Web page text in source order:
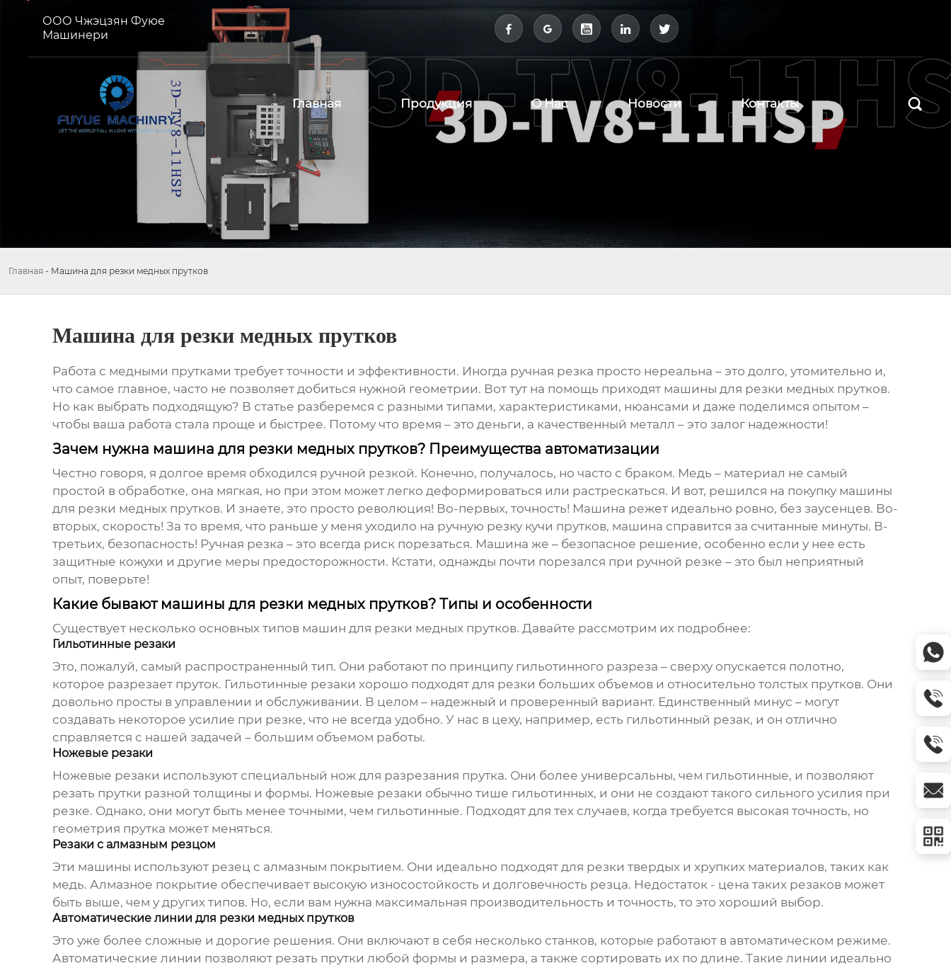
ООО Чжэцзян Фуюе
Машинери
    
Главная Продукция О Нас Новости Контакты 
Главная - Машина для резки медных прутков
Машина для резки медных прутков
Работа с медными прутками требует точности и эффективности. Иногда ручная резка просто нереальна – это долго, утомительно и,
что самое главное, часто не позволяет добиться нужной геометрии. Вот тут на помощь приходят машины для резки медных прутков.
Но как выбрать подходящую? В статье разберемся с разными типами, характеристиками, нюансами и даже поделимся опытом –
чтобы ваша работа стала проще и быстрее. Потому что время – это деньги, а качественный металл – это залог надежности!
Зачем нужна машина для резки медных прутков? Преимущества автоматизации
Честно говоря, я долгое время обходился ручной резкой. Конечно, получалось, но часто с браком. Медь – материал не самый
простой в обработке, она мягкая, но при этом может легко деформироваться или растрескаться. И вот, решился на покупку машины
для резки медных прутков. И знаете, это просто революция! Во-первых, точность! Машина режет идеально ровно, без заусенцев. Во-
вторых, скорость! За то время, что раньше у меня уходило на ручную резку кучи прутков, машина справится за считанные минуты. В-
третьих, безопасность! Ручная резка – это всегда риск порезаться. Машина же – безопасное решение, особенно если у нее есть
защитные кожухи и другие меры предосторожности. Кстати, однажды почти порезался при ручной резке – это был неприятный
опыт, поверьте!
Какие бывают машины для резки медных прутков? Типы и особенности
Существует несколько основных типов машин для резки медных прутков. Давайте рассмотрим их подробнее:
Гильотинные резаки
Это, пожалуй, самый распространенный тип. Они работают по принципу гильотинного разреза – сверху опускается полотно,
которое разрезает пруток. Гильотинные резаки хорошо подходят для резки больших объемов и относительно толстых прутков. Они
довольно просты в управлении и обслуживании. В целом – надежный и проверенный вариант. Единственный минус – могут
создавать некоторое усилие при резке, что не всегда удобно. У нас в цеху, например, есть гильотинный резак, и он отлично
справляется с нашей задачей – большим объемом работы.
Ножевые резаки
Ножевые резаки используют специальный нож для разрезания прутка. Они более универсальны, чем гильотинные, и позволяют
резать прутки разной толщины и формы. Ножевые резаки обычно тише гильотинных, и они не создают такого сильного усилия при
резке. Однако, они могут быть менее точными, чем гильотинные. Подходят для тех случаев, когда требуется высокая точность, но
геометрия прутка может меняться.
Резаки с алмазным резцом
Эти машины используют резец с алмазным покрытием. Они идеально подходят для резки твердых и хрупких материалов, таких как
медь. Алмазное покрытие обеспечивает высокую износостойкость и долговечность резца. Недостаток - цена таких резаков может
быть выше, чем у других типов. Но, если вам нужна максимальная производительность и точность, то это хороший выбор.
Автоматические линии для резки медных прутков
Это уже более сложные и дорогие решения. Они включают в себя несколько станков, которые работают в автоматическом режиме.
Автоматические линии позволяют резать прутки любой формы и размера, а также сортировать их по длине. Такие линии идеально